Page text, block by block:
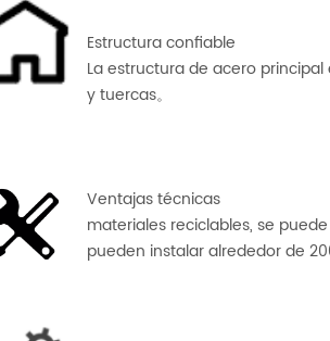
Estructura confiable
La estructura de acero
y tuercas。
Ventajas técnicas
materiales reciclables, se
pueden instalar alrededor de